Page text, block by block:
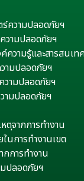
ความปลอดภัยฯ
วามปลอดภัยฯ
วามรู้และสารสนเท
ามปลอดภัยฯ
วามปลอดภัยฯ
มปลอดภัยฯ
ตุจากการทำงาน
นการทำงานเขต
กการทำงาน
ปลอดภัยฯ